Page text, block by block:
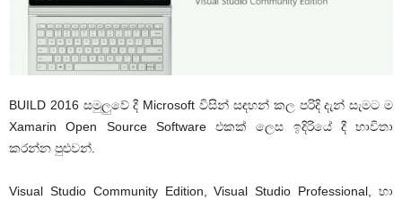
BUILD 2016 සමුලුවේ දී Microsoft විසින් සඳහන් කල පරිදි දැන් සැමට ම
Xamarin Open Source Software එකක් ලෙස ඉදිරියේ දී භාවිතා
කරන්න පුළුවන්.
Visual Studio Community Edition, Visual Studio Professional, හා